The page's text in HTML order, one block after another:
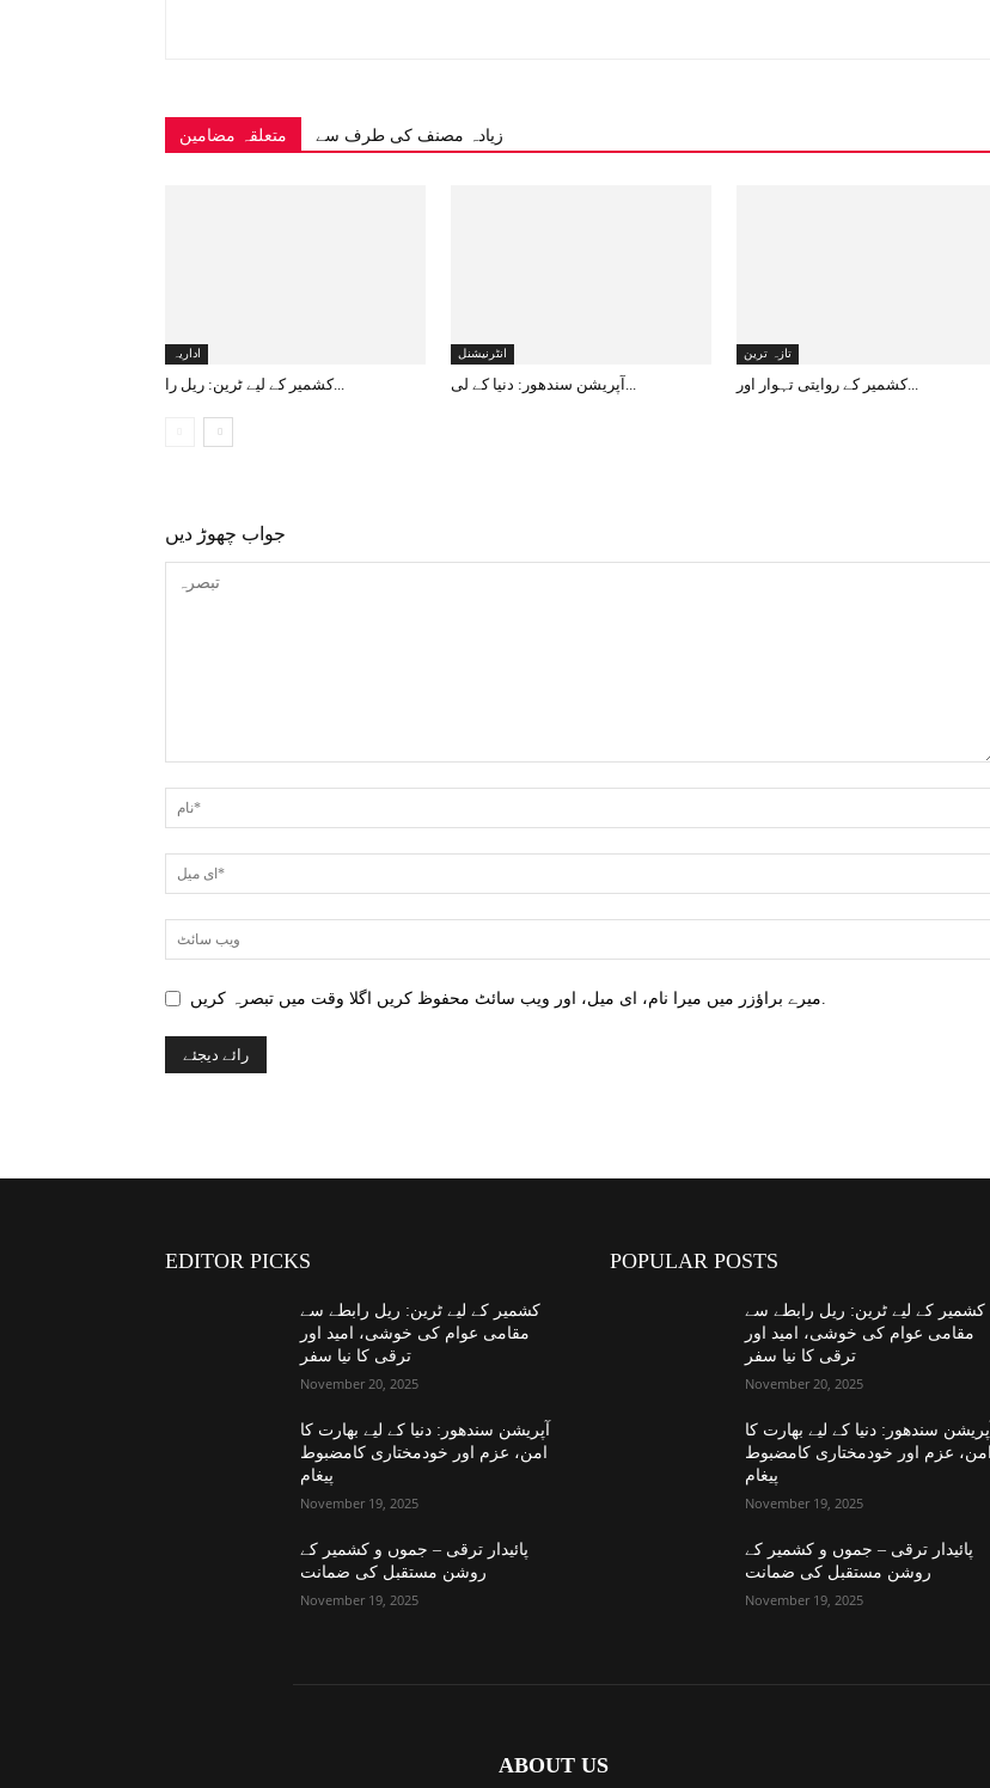
متعلقہ مضامین زیادہ مصنف کی طرف سے
اداریہ
کشمیر کے لیے ٹرین: ریل را...
انٹرنیشنل
آپریشن سندھور: دنیا کے لی...
تازہ ترین
کشمیر کے روایتی تہوار اور...
جواب چھوڑ دیں
میرے براؤزر میں میرا نام، ای میل، اور ویب سائٹ محفوظ کریں اگلا وقت میں تبصرہ کریں.
EDITOR PICKS
کشمیر کے لیے ٹرین: ریل رابطے سے
مقامی عوام کی خوشی، امید اور
ترقی کا نیا سفر
November 20, 2025
آپریشن سندھور: دنیا کے لیے بھارت کا
امن، عزم اور خودمختاری کامضبوط
پیغام
November 19, 2025
پائیدار ترقی – جموں و کشمیر کے
روشن مستقبل کی ضمانت
November 19, 2025
POPULAR POSTS
کشمیر کے لیے ٹرین: ریل رابطے سے
مقامی عوام کی خوشی، امید اور
ترقی کا نیا سفر
November 20, 2025
آپریشن سندھور: دنیا کے لیے بھارت کا
امن، عزم اور خودمختاری کامضبوط
پیغام
November 19, 2025
پائیدار ترقی – جموں و کشمیر کے
روشن مستقبل کی ضمانت
November 19, 2025
ABOUT US